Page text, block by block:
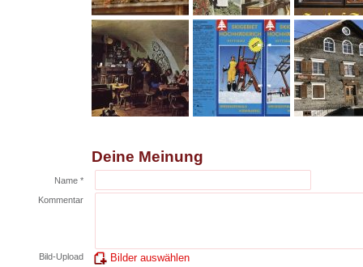
Deine Meinung
Name *
Kommentar
Bild-Upload Bilder auswählen